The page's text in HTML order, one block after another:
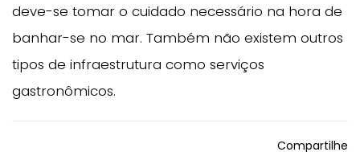
deve-se tomar o cuidado necessário na hora de
banhar-se no mar. Também não existem outros
tipos de infraestrutura como serviços
gastronômicos.
Compartilhe